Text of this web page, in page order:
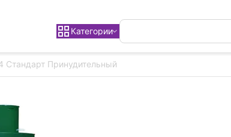
Категории
Стандарт Принудительный